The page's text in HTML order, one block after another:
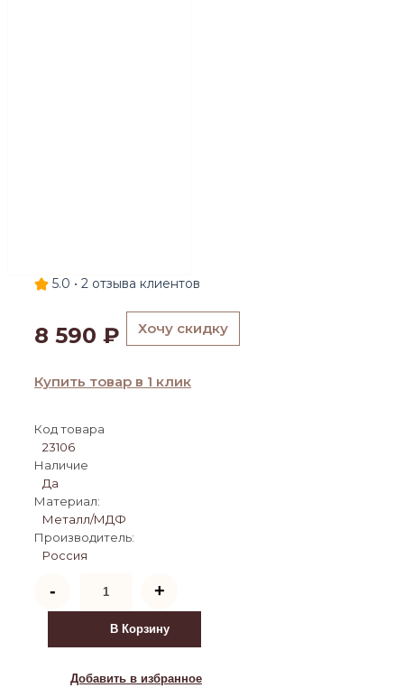
5.0 • 2 отзыва клиентов
8 590 ₽ Хочу скидку
Купить товар в 1 клик
Код товара
23106
Наличие
Да
Материал:
Металл/МДФ
Производитель:
Россия
-
товара
Стол
сервировочный
Эстер
гикори
+
В Корзину
Добавить в избранное